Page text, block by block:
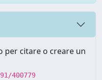
per citare o creare un
400779